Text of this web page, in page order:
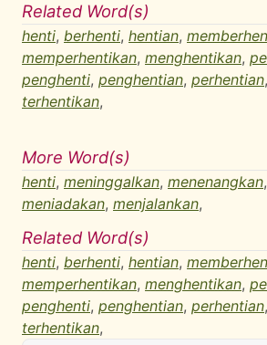
Related Word(s)
henti, berhenti, hentian,
memperhentikan, menghentikan,
penghenti, penghentian, perhentian,
terhentikan,
More Word(s)
henti, meninggalkan, menenangkan,
meniadakan, menjalankan,
Related Word(s)
henti, berhenti, hentian,
memperhentikan, menghentikan,
penghenti, penghentian, perhentian,
terhentikan,